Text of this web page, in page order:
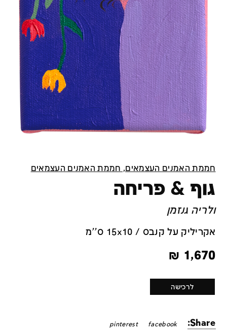
חממת האמנים העצמאים, חממת האמנים העצמאים
גוף & פריחה
ולריה גנזמן
אקריליק על קנבס / 15x10 ס''מ
1,670
₪
לרכישה
Share:
facebook
pinterest